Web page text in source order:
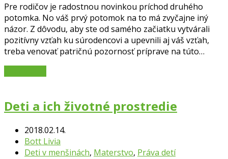
Pre rodičov je radostnou novinkou príchod druhého
potomka. No váš prvý potomok na to má zvyčajne iný
názor. Z dôvodu, aby ste od samého začiatku vytvárali
pozitívny vzťah ku súrodencovi a upevnili aj váš vzťah,
treba venovať patričnú pozornosť príprave na túto…
Deti a ich životné prostredie
2018.02.14.
Bott Livia
Deti v menšinách, Materstvo, Práva detí